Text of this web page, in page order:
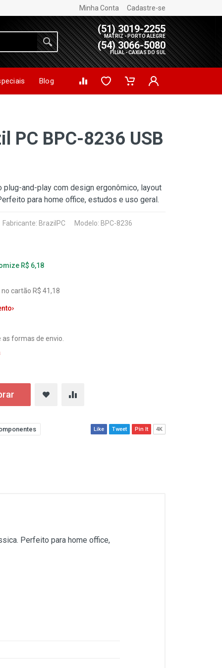
Minha Conta Cadastre-se
(51) 3019-2255
MATRIZ - PORTO ALEGRE
(54) 3066-5080
FILIAL - CAXIAS DO SUL
Blog
PC BPC-8236 USB
plug-and-play com design ergonômico, layout
para home office, estudos e uso geral.
Fabricante: BrazilPC Modelo: BPC-8236
R$ 6,18
no cartão R$ 41,18
›
formas de envio.
Like Tweet Pin It 4K
Perfeito para home office,